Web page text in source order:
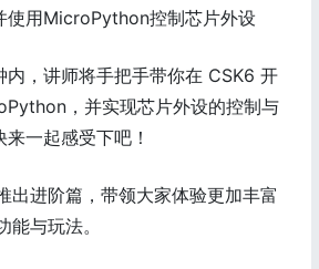
使用MicroPython控制芯片外设
内，讲师将手把手带你在 CSK6 开
，并实现芯片外设的控制与
一起感受下吧！
出进阶篇，带领大家体验更加丰富
与玩法。